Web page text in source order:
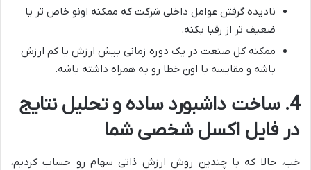
نادیده گرفتن عوامل داخلی شرکت که ممکنه اونو خاص تر یا
ضعیف تر از رقبا بکنه.
ممکنه کل صنعت در یک دوره زمانی بیش ارزش یا کم ارزش
باشه و مقایسه با اون خطا رو به همراه داشته باشه.
4. ساخت داشبورد ساده و تحلیل نتایج
در فایل اکسل شخصی شما
خب، حالا که با چندین روش ارزش ذاتی سهام رو حساب کردیم،